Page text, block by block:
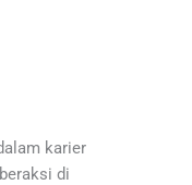
karier
di